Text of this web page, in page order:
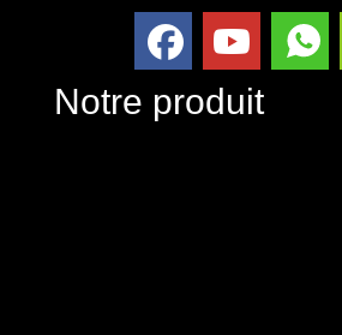
Notre produit